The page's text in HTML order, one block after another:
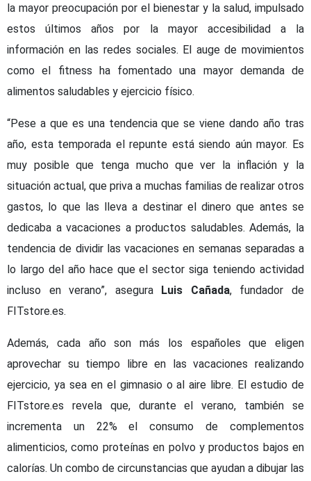
la mayor preocupación por el bienestar y la salud, impulsado
estos últimos años por la mayor accesibilidad a la
información en las redes sociales. El auge de movimientos
como el fitness ha fomentado una mayor demanda de
alimentos saludables y ejercicio físico.
“Pese a que es una tendencia que se viene dando año tras
año, esta temporada el repunte está siendo aún mayor. Es
muy posible que tenga mucho que ver la inflación y la
situación actual, que priva a muchas familias de realizar otros
gastos, lo que las lleva a destinar el dinero que antes se
dedicaba a vacaciones a productos saludables. Además, la
tendencia de dividir las vacaciones en semanas separadas a
lo largo del año hace que el sector siga teniendo actividad
incluso en verano”, asegura Luis Cañada, fundador de
FITstore.es.
Además, cada año son más los españoles que eligen
aprovechar su tiempo libre en las vacaciones realizando
ejercicio, ya sea en el gimnasio o al aire libre. El estudio de
FITstore.es revela que, durante el verano, también se
incrementa un 22% el consumo de complementos
alimenticios, como proteínas en polvo y productos bajos en
calorías. Un combo de circunstancias que ayudan a dibujar las